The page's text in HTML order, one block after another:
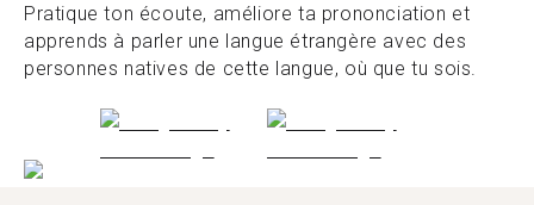
Pratique ton écoute, améliore ta prononciation et
apprends à parler une langue étrangère avec des
personnes natives de cette langue, où que tu sois.